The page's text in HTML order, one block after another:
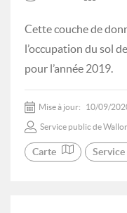
Cette couche de
l’occupation du sol
pour l’année 2019.
Mise à jour: 10/09/
Service public de
Carte Service